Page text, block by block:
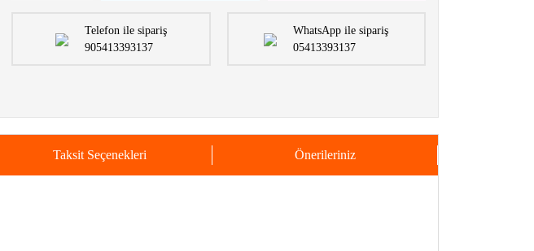
Telefon ile sipariş
905413393137
WhatsApp ile sipariş
05413393137
Taksit Seçenekleri Önerileriniz